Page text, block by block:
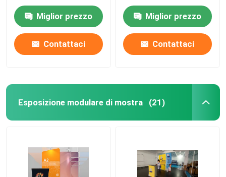
portatile di mostra per
l'eventoMiglior prezzo
Contattaci
campioni 20x20
dell'esposizione della
fiera commerciale
Miglior prezzo
Contattaci
Esposizione modulare di mostra (21)